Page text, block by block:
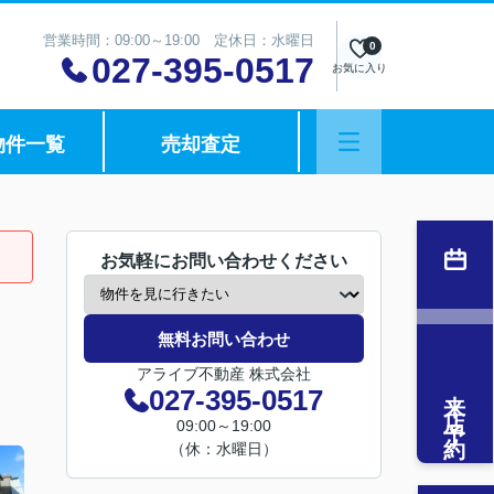
営業時間：09:00～19:00 定休日：水曜日
027-395-0517 お気に入り
0
件一覧 売却査定
お気軽にお問い合わせください
無料お問い合わせ
アライブ不動産 株式会社
027-395-0517
09:00～19:00
（休：水曜日）
来店予約